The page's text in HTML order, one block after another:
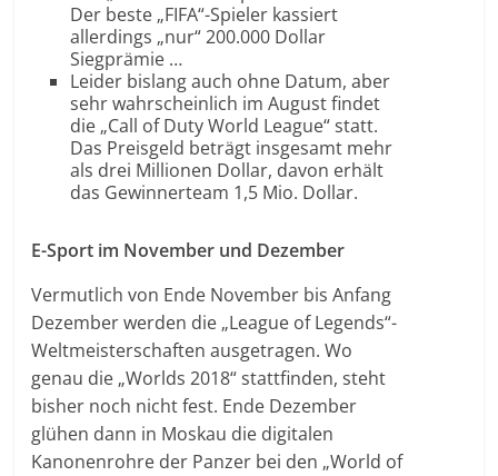
Der beste „FIFA“-Spieler kassiert
allerdings „nur“ 200.000 Dollar
Siegprämie …
Leider bislang auch ohne Datum, aber
sehr wahrscheinlich im August findet
die „Call of Duty World League“ statt.
Das Preisgeld beträgt insgesamt mehr
als drei Millionen Dollar, davon erhält
das Gewinnerteam 1,5 Mio. Dollar.
E-Sport im November und Dezember
Vermutlich von Ende November bis Anfang
Dezember werden die „League of Legends“-
Weltmeisterschaften ausgetragen. Wo
genau die „Worlds 2018“ stattfinden, steht
bisher noch nicht fest. Ende Dezember
glühen dann in Moskau die digitalen
Kanonenrohre der Panzer bei den „World of